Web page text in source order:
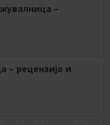
–
– рецензија и